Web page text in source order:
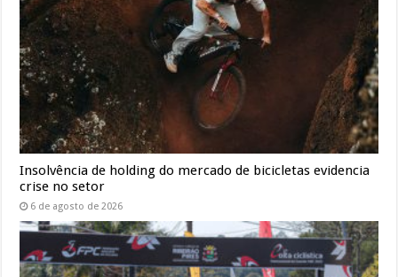
Insolvência de holding do mercado de bicicletas evidencia
crise no setor
6 de agosto de 2026